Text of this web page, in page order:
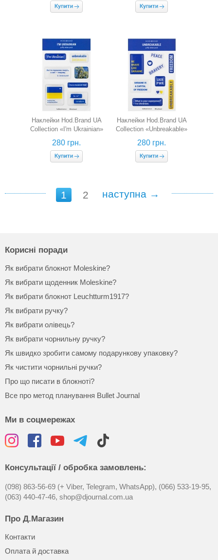
Наклейки Hod.Brand UA
Collection «I'm Ukrainian»
(об'ємні)
280 грн.
Наклейки Hod.Brand UA
Collection «Unbreakable»
(об'ємні)
280 грн.
1 2 наступна →
Корисні поради
Як вибрати блокнот Moleskine?
Як вибрати щоденник Moleskine?
Як вибрати блокнот Leuchtturm1917?
Як вибрати ручку?
Як вибрати олівець?
Як вибрати чорнильну ручку?
Як швидко зробити самому подарункову упаковку?
Як чистити чорнильні ручки?
Про що писати в блокноті?
Все про метод планування Bullet Journal
Ми в соцмережах
Консультації / обробка замовлень:
(098) 863-56-69 (+ Viber, Telegram, WhatsApp), (066) 533-19-95,
(063) 440-47-46, shop@djournal.com.ua
Про Д.Магазин
Контакти
Оплата й доставка